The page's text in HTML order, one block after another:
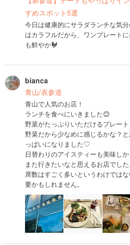
すめスポット5選
今日は健康的にサラダランチな気
はカラフルだから、ワンプレート
も鮮やか🐓
bianca
青山/表参道
青山で人気のお店！
ランチを食べにいきました😊
野菜がたっぷりいただけるプレート
野菜だから少なめに感じるかな？
っぱいになりました♡
日替わりのアイスティーも美味しか
また行きたいなと思えるお店でした
席数はすごく多いというわけでは
要かもしれません。